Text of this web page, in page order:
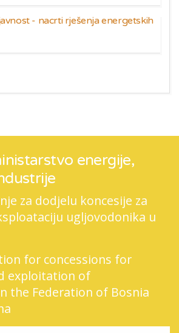
- nacrti rješenja energetskih
energije,
za dodjelu koncesije za
ugljovodonika u
for concessions for
exploitation of
the Federation of Bosnia